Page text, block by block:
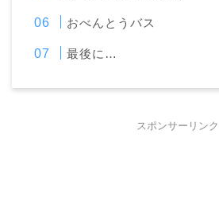
おべんとうバス
最後に…
スポンサーリンク